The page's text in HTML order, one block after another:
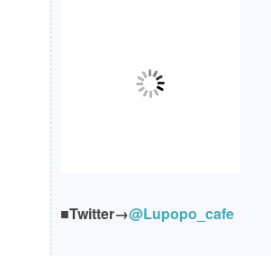
■Twitter→@Lupopo_cafe